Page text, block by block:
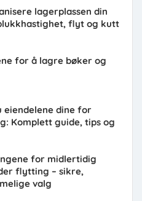
lagerplassen din
flyt og kutt
for å lagre bøker og
eiendelene dine for
Komplett guide, tips og
for midlertidig
flytting – sikre,
valg